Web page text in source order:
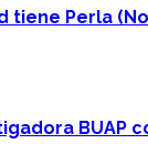
tiene Perla
BUAP